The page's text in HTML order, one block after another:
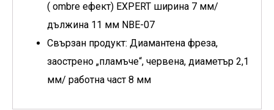
( ombre ефект) EXPERT ширина 7 мм/
дължина 11 мм NBE-07
Свързан продукт: Диамантена фреза,
заострено „пламъче“, червена, диаметър 2,1
мм/ работна част 8 мм